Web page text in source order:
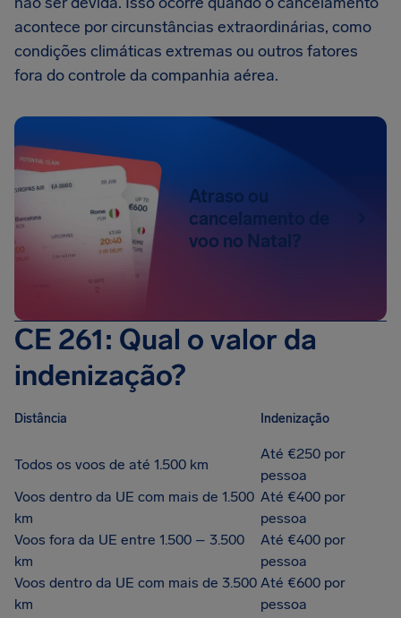
acontece por circunstâncias extraordinárias, como
condições climáticas extremas ou outros fatores
fora do controle da companhia aérea.
Atraso ou
cancelamento de
voo no Natal?
CE 261: Qual o valor da
indenização?
Distância Indenização
Todos os voos de até 1.500 km
Até €250 por
pessoa
Voos dentro da UE com mais de 1.500
km
Até €400 por
pessoa
Voos fora da UE entre 1.500 – 3.500
km
Até €400 por
pessoa
Voos dentro da UE com mais de 3.500
km
Até €600 por
pessoa